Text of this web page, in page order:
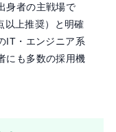
身者の主戦場で
以上推奨）と明確
IT・エンジニア系
にも多数の採用機